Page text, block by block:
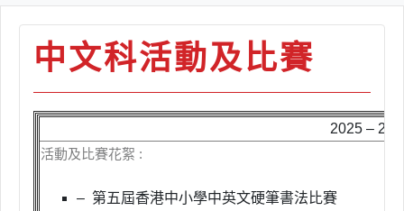
中文科活動及比賽
2025 –
活動及比賽花絮 :
– 第五屆香港中小學中英文硬筆書法比賽